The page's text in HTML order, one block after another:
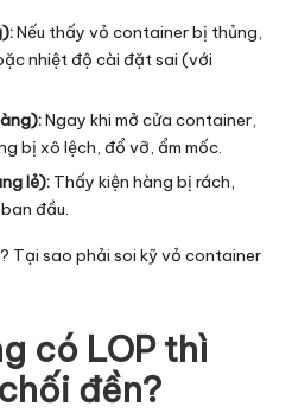
Nếu thấy vỏ container bị thủng,
nhiệt độ cài đặt sai (với
Ngay khi mở cửa container,
bị xô lệch, đổ vỡ, ẩm mốc.
lẻ): Thấy kiện hàng bị rách,
đầu.
Tại sao phải soi kỹ vỏ container
có LOP thì
đền?